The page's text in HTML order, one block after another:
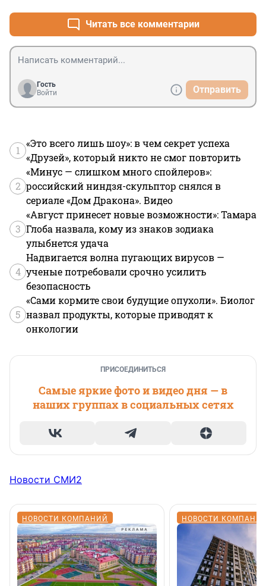
Читать все комментарии
Гость
Войти
Отправить
1
«Это всего лишь шоу»: в чем секрет успеха
«Друзей», который никто не смог повторить
2
«Минус — слишком много спойлеров»:
российский ниндзя-скульптор снялся в
сериале «Дом Дракона». Видео
3
«Август принесет новые возможности»: Тамара
Глоба назвала, кому из знаков зодиака
улыбнется удача
4
Надвигается волна пугающих вирусов —
ученые потребовали срочно усилить
безопасность
5
«Сами кормите свои будущие опухоли». Биолог
назвал продукты, которые приводят к
онкологии
ПРИСОЕДИНИТЬСЯ
Самые яркие фото и видео дня — в
наших группах в социальных сетях
Новости СМИ2
НОВОСТИ КОМПАНИЙ НОВОСТИ